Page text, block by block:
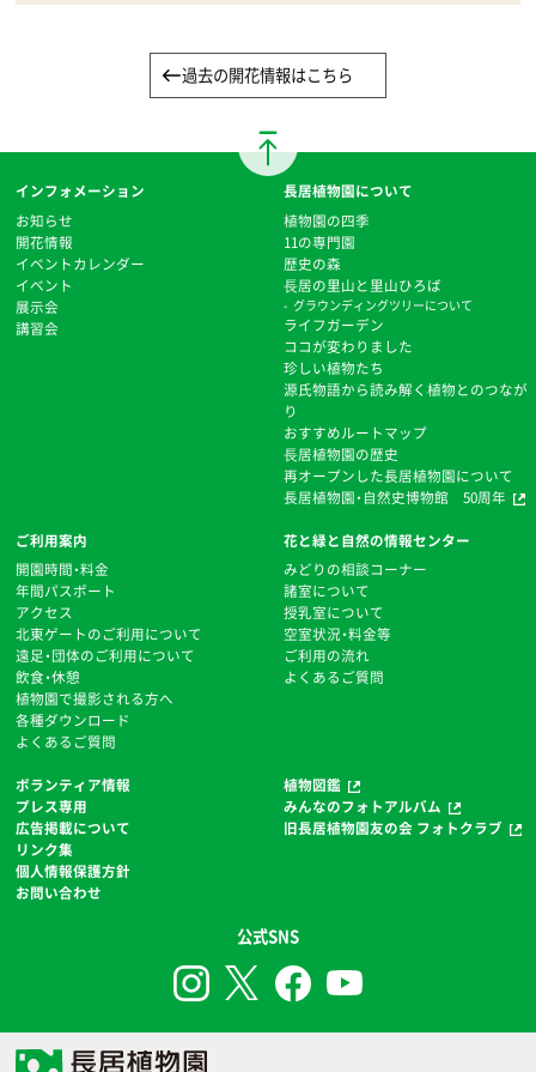
過去の開花情報はこちら
インフォメーション
お知らせ
開花情報
イベントカレンダー
イベント
展示会
講習会
長居植物園について
植物園の四季
11の専門園
歴史の森
⻑居の里山と里山ひろば
グラウンディングツリーについて
ライフガーデン
ココが変わりました
珍しい植物たち
源氏物語から読み解く植物とのつなが
り
おすすめルートマップ
⻑居植物園の歴史
再オープンした長居植物園について
長居植物園・自然史博物館 50周年
ご利用案内
開園時間・料金
年間パスポート
アクセス
北東ゲートのご利用について
遠足・団体のご利用について
飲食・休憩
植物園で撮影される方へ
各種ダウンロード
よくあるご質問
花と緑と自然の情報センター
みどりの相談コーナー
諸室について
授乳室について
空室状況・料金等
ご利用の流れ
よくあるご質問
ボランティア情報
プレス専用
広告掲載について
リンク集
個人情報保護方針
お問い合わせ
植物図鑑
みんなのフォトアルバム
旧長居植物園友の会 フォトクラブ
公式SNS